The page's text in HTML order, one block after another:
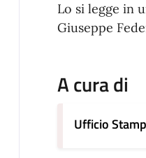
Lo si legge in
Giuseppe
A cura di
Ufficio